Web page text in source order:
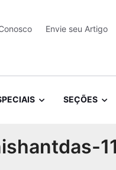
Envie seu Artigo
SEÇÕES